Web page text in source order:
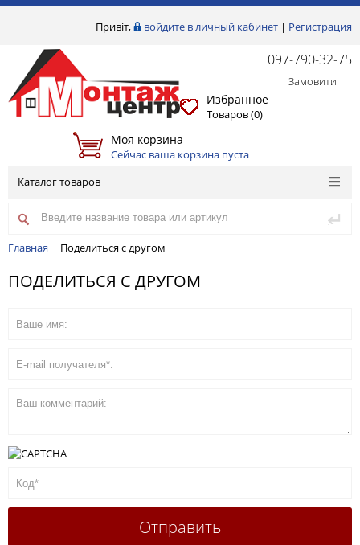
Привіт, войдите в личный кабинет | Регистрация
097-790-32-75
Замовити
Избранное
Товаров (0)
Моя корзина
Сейчас ваша корзина пуста
Каталог товаров
Главная Поделиться с другом
ПОДЕЛИТЬСЯ С ДРУГОМ